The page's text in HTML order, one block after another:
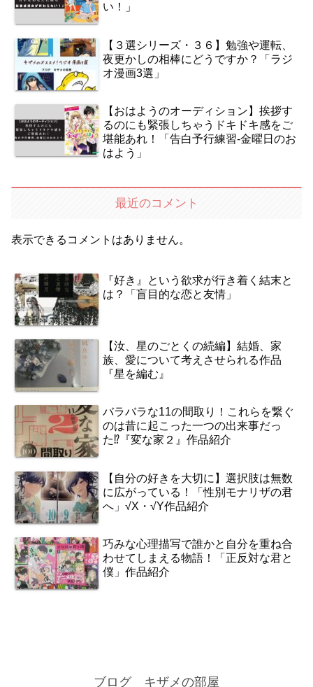
い！」
【３選シリーズ・３６】勉強や運転、
夜更かしの相棒にどうですか？「ラジ
オ漫画3選」
【おはようのオーディション】挨拶す
るのにも緊張しちゃうドキドキ感をご
堪能あれ！「告白予行練習‐金曜日のお
はよう」
最近のコメント
表示できるコメントはありません。
『好き』という欲求が行き着く結末と
は？「盲目的な恋と友情」
【汝、星のごとくの続編】結婚、家
族、愛について考えさせられる作品
『星を編む』
バラバラな11の間取り！これらを繋ぐ
のは昔に起こった一つの出来事だっ
た⁉『変な家２』作品紹介
【自分の好きを大切に】選択肢は無数
に広がっている！「性別モナリザの君
へ」√X・√Y作品紹介
巧みな心理描写で誰かと自分を重ね合
わせてしまえる物語！「正反対な君と
僕」作品紹介
ブログ キザメの部屋